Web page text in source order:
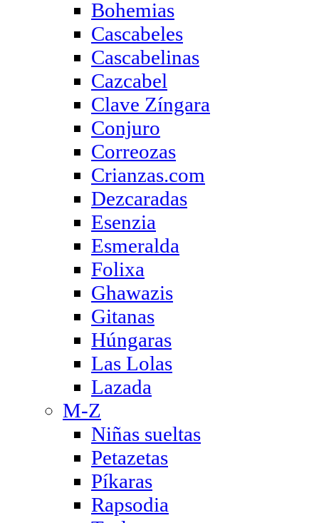
Bohemias
Cascabeles
Cascabelinas
Cazcabel
Clave Zíngara
Conjuro
Correozas
Crianzas.com
Dezcaradas
Esenzia
Esmeralda
Folixa
Ghawazis
Gitanas
Húngaras
Las Lolas
Lazada
M-Z
Niñas sueltas
Petazetas
Píkaras
Rapsodia